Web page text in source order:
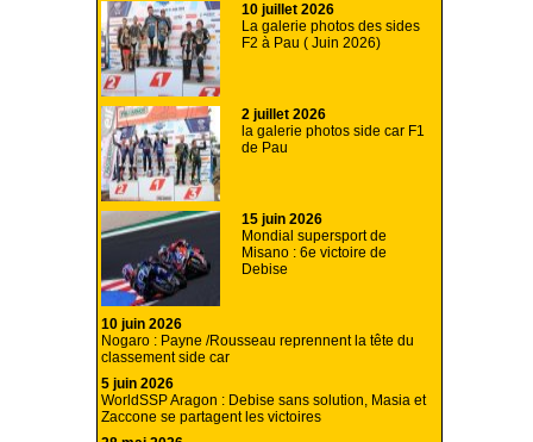
10 juillet 2026
La galerie photos des sides
F2 à Pau ( Juin 2026)
2 juillet 2026
la galerie photos side car F1
de Pau
15 juin 2026
Mondial supersport de
Misano : 6e victoire de
Debise
10 juin 2026
Nogaro : Payne /Rousseau reprennent la tête du
classement side car
5 juin 2026
WorldSSP Aragon : Debise sans solution, Masia et
Zaccone se partagent les victoires